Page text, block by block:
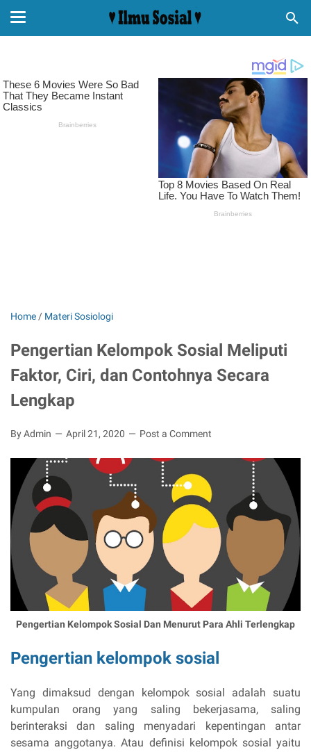
Home/ Materi Sosiologi
Pengertian Kelompok Sosial Meliputi
Faktor, Ciri, dan Contohnya Secara
Lengkap
By Admin April 21, 2020 Post a Comment
Pengertian Kelompok Sosial Dan Menurut Para Ahli Terlengkap
Pengertian kelompok sosial
Yang dimaksud dengan kelompok sosial adalah suatu
kumpulan orang yang saling bekerjasama, saling
berinteraksi dan saling menyadari kepentingan antar
sesama anggotanya. Atau definisi kelompok sosial yaitu